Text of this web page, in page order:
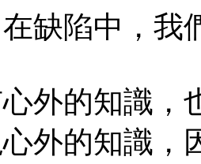
陷中，我
的知識，
外的知識，